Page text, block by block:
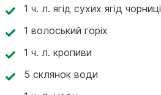
1 ч. л. ягід сухих ягід чорниці
1 волоський горіх
1 ч. л. кропиви
5 склянок води